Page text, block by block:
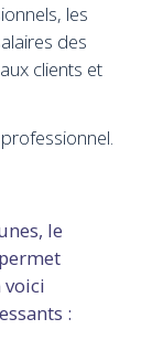
les
des
clients et
professionnel.
le
voici
: